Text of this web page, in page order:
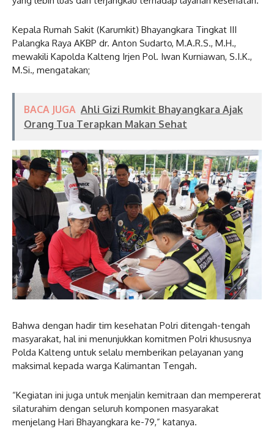
Kepala Rumah Sakit (Karumkit) Bhayangkara Tingkat III
Palangka Raya AKBP dr. Anton Sudarto, M.A.R.S., M.H.,
mewakili Kapolda Kalteng Irjen Pol. Iwan Kurniawan, S.I.K.,
M.Si., mengatakan;
BACA JUGA Ahli Gizi Rumkit Bhayangkara Ajak
Orang Tua Terapkan Makan Sehat
Bahwa dengan hadir tim kesehatan Polri ditengah-tengah
masyarakat, hal ini menunjukkan komitmen Polri khususnya
Polda Kalteng untuk selalu memberikan pelayanan yang
maksimal kepada warga Kalimantan Tengah.
“Kegiatan ini juga untuk menjalin kemitraan dan mempererat
silaturahim dengan seluruh komponen masyarakat
menjelang Hari Bhayangkara ke-79,” katanya.